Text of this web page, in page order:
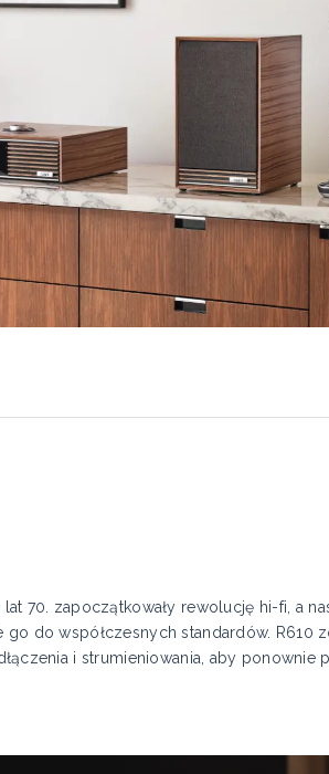
70. zapoczątkowały rewolucję hi-fi, a
do współczesnych standardów. R610
i strumieniowania, aby